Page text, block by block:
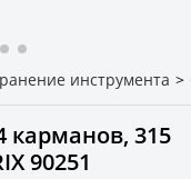
инструмента >
карманов, 315
90251